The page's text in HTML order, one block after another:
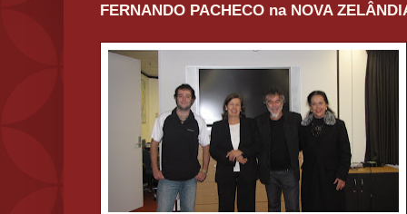
FERNANDO PACHECO na NOVA